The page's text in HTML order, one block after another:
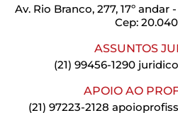
Av. Rio Branco, 277, 17º andar
Cep:
ASSUNTOS
(21) 99456-1290
APOIO AO
(21) 97223-2128